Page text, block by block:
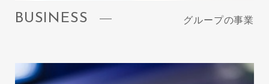
BUSINESS グループの事業